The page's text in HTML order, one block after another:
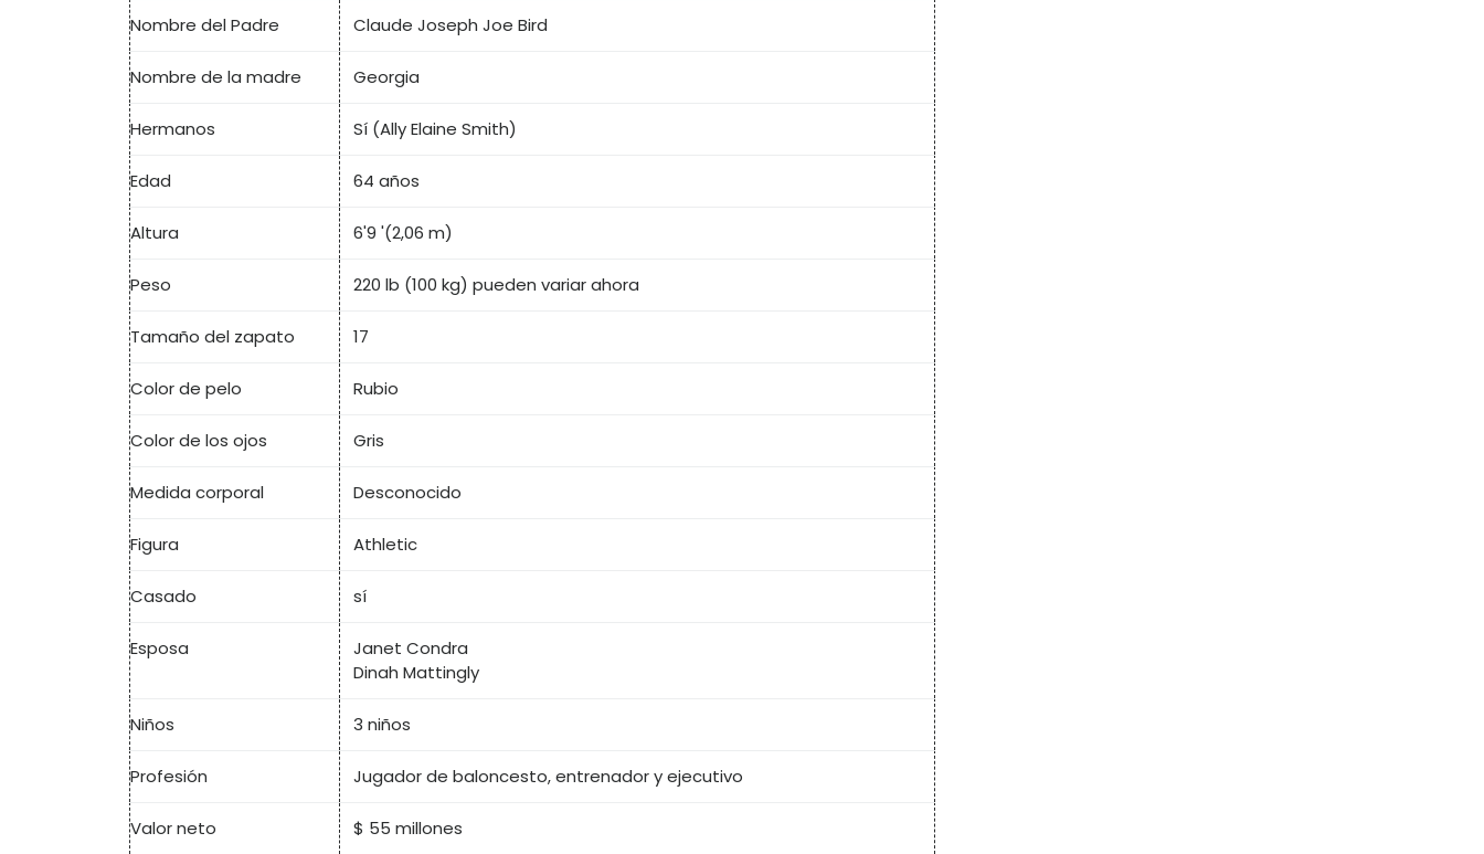
Nombre del Padre Claude Joseph Joe Bird
Nombre de la madre Georgia
Hermanos Sí (Ally Elaine Smith)
Edad 64 años
Altura 6'9 '(2,06 m)
Peso 220 lb (100 kg) pueden variar ahora
Tamaño del zapato 17
Color de pelo Rubio
Color de los ojos Gris
Medida corporal Desconocido
Figura Athletic
Casado sí
Esposa
Janet Condra
Dinah Mattingly
Niños 3 niños
Profesión Jugador de baloncesto, entrenador y ejecutivo
Valor neto $ 55 millones